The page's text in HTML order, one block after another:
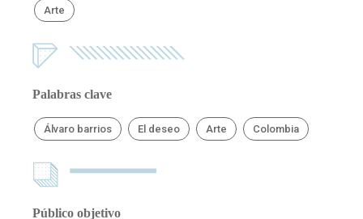
Arte
Palabras clave
Álvaro barrios El deseo Arte Colombia
Público objetivo